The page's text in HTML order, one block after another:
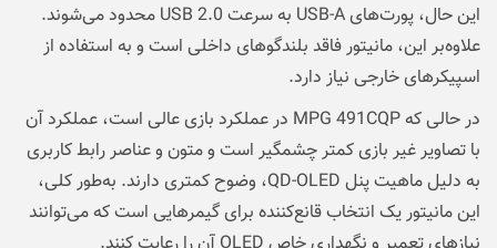
این حال، پورت‌های USB-A به سرعت USB 2.0 محدود می‌شوند.
علاوه‌بر این، مانیتور فاقد بلندگوهای داخلی است و به استفاده از
اسپیکرهای خارجی نیاز دارد.
در حالی که MPG 491CQP در عملکرد بازی عالی است، عملکرد آن
با تصاویر غیر بازی کمتر چشمگیر است و متون و عناصر رابط کاربری
به دلیل ماهیت پنل QD-OLED، وضوح کمتری دارند. به‌طور کلی،
این مانیتور یک انتخاب قانع‌کننده برای گیمرهایی است که می‌توانند